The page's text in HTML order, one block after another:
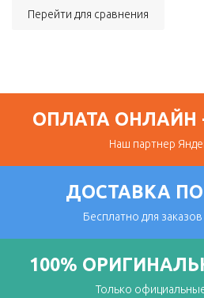
Перейти для сравнения
ОПЛАТА ОНЛАЙН
Наш партнер
ДОСТАВКА
Бесплатно для
100%
Только